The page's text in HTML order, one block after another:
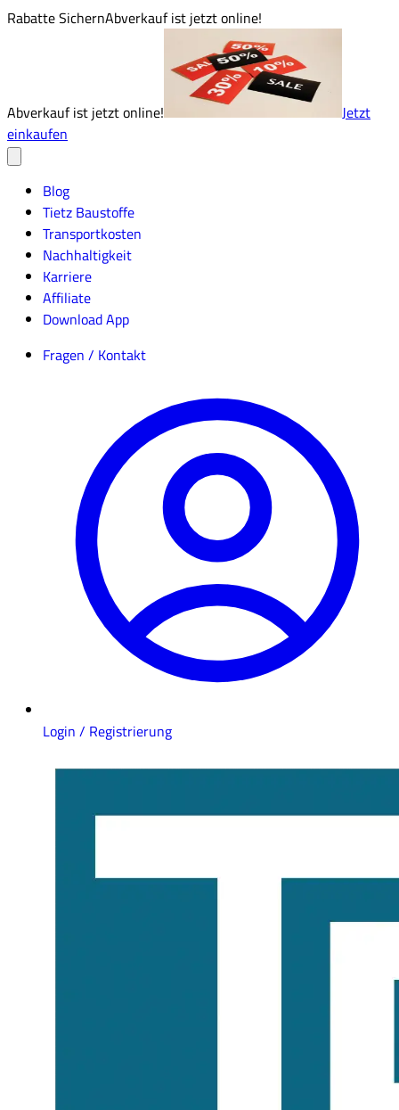
Rabatte SichernAbverkauf ist jetzt online!
Abverkauf ist jetzt online!
Jetzt
einkaufen
Blog
Tietz Baustoffe
Transportkosten
Nachhaltigkeit
Karriere
Affiliate
Download App
Fragen / Kontakt
Login / Registrierung